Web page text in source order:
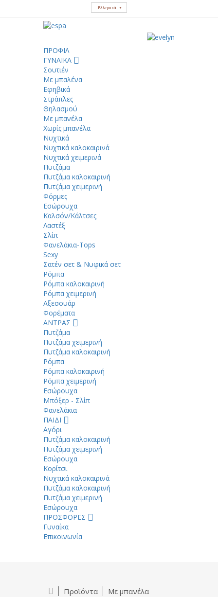
Ελληνικά
ΠΡΟΦΙΛ
ΓΥΝΑΙΚΑ
Σουτιέν
Με μπαλένα
Εφηβικά
Στράπλες
Θηλασμού
Με μπανέλα
Χωρίς μπανέλα
Νυχτικά
Νυχτικά καλοκαιρινά
Νυχτικά χειμερινά
Πυτζάμα
Πυτζάμα καλοκαιρινή
Πυτζάμα χειμερινή
Φόρμες
Εσώρουχα
Καλσόν/Κάλτσες
Λαστέξ
Σλίπ
Φανελάκια-Tops
Sexy
Σατέν σετ & Νυφικά σετ
Ρόμπα
Ρόμπα καλοκαιρινή
Ρόμπα χειμερινή
Αξεσουάρ
Φορέματα
ΑΝΤΡΑΣ
Πυτζάμα
Πυτζάμα χειμερινή
Πυτζάμα καλοκαιρινή
Ρόμπα
Ρόμπα καλοκαιρινή
Ρόμπα χειμερινή
Εσώρουχα
Μπόξερ - Σλίπ
Φανελάκια
ΠΑΙΔΙ
Αγόρι
Πυτζάμα καλοκαιρινή
Πυτζάμα χειμερινή
Εσώρουχα
Κορίτσι
Νυχτικά καλοκαιρινά
Πυτζάμα καλοκαιρινή
Πυτζάμα χειμερινή
Εσώρουχα
ΠΡΟΣΦΟΡΕΣ
Γυναίκα
Επικοινωνία
Προϊόντα
Με μπανέλα